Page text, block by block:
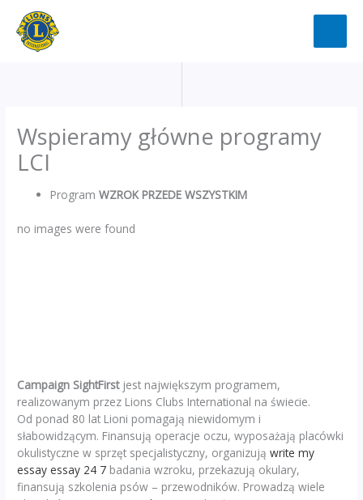
Przejdź
treści
Wspieramy główne programy
LCI
ProgramWZROK PRZEDE WSZYSTKIM
no images were found
Campaign SightFirst jest największym programem,
realizowanym przez Lions Clubs International na świecie.
Od ponad 80 lat Lioni pomagają niewidomym i
słabowidzącym. Finansują operacje oczu, wyposażają placówki
okulistyczne w sprzęt specjalistyczny, organizująwrite my
essay essay 24 7 badania wzroku, przekazują okulary,
finansują szkolenia psów – przewodników. Prowadzą wiele